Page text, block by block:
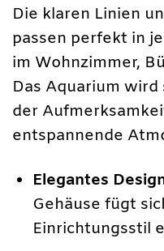
Die klaren Linien
passen perfekt in
im Wohnzimmer,
Das Aquarium
der
entspannende
Elegantes
Gehäuse fügt
Einrichtungsstil